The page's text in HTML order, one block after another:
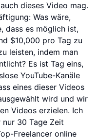
dieses Video mag.
Was wäre,
dass es möglich ist,
$10,000 pro Tag zu
leisten, indem man
Es ist Tag eins,
YouTube-Kanäle
eines dieser Videos
wird und wir
Videos erzielen. Ich
30 Tage Zeit
Freelancer online